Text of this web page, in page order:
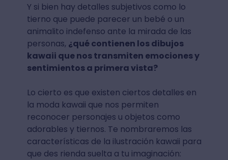
Y si bien hay detalles subjetivos como lo
tierno que puede parecer un bebé o un
animalito indefenso ante la mirada de las
personas, ¿qué contienen los dibujos
kawaii que nos transmiten emociones y
sentimientos a primera vista?
Lo cierto es que existen ciertos detalles en
la moda kawaii que nos permiten
reconocer personajes u objetos como
adorables y tiernos. Te nombraremos las
características de la ilustración kawaii para
que des rienda suelta a tu imaginación: